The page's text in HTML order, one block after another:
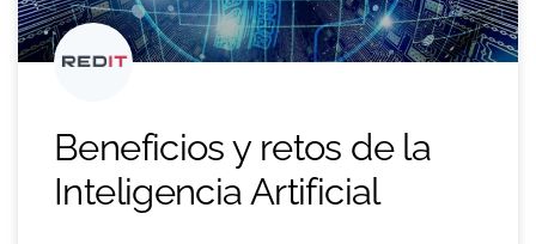
Beneficios y retos de la
Inteligencia Artificial